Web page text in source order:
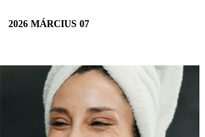
2026 MÁRCIUS 07